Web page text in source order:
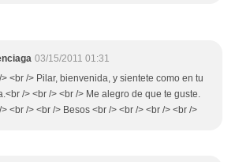
03/15/2011 01:31
<br /> Pilar, bienvenida, y sientete como en tu
/> <br /> <br /> Me alegro de que te guste.
<br /> <br /> Besos <br /> <br /> <br /> <br />